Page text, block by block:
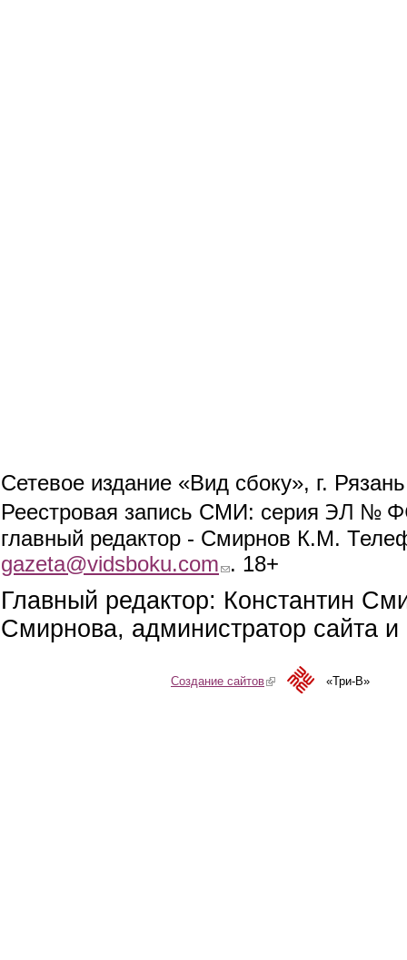
Сетевое издание «Вид сбоку», г.
Реестровая запись СМИ: серия ЭЛ №
главный редактор - Смирнов К.М.
gazeta@vidsboku.com (link sends e-mail)
. 18+
Главный редактор: Константин
Смирнова, администратор сайта
Создание сайтов(link is external)«Три-В»